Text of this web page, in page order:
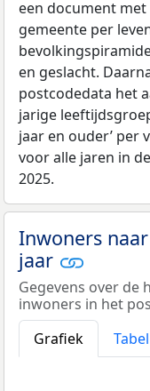
een document
gemeente per
en geslacht.
postcodedata het
jarige
jaar en ouder’ per
voor alle jaren in
2025.
Inwoners
jaar
Gegevens over de
inwoners in het
Grafiek
Tabel